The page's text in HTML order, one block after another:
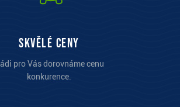
Skvělé ceny
pro Vás dorovnáme cenu
konkurence.